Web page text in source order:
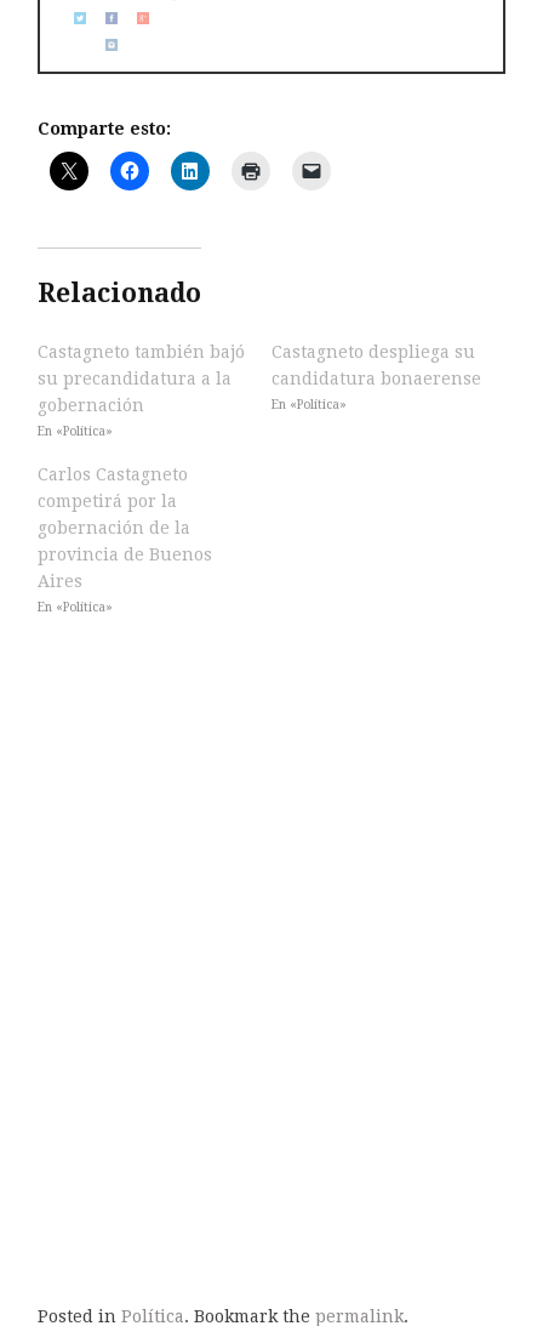
Comparte esto:
Relacionado
Castagneto también bajó
su precandidatura a la
gobernación
En «Política»
Castagneto despliega su
candidatura bonaerense
En «Política»
Carlos Castagneto
competirá por la
gobernación de la
provincia de Buenos
Aires
En «Política»
Posted in Política. Bookmark the permalink.